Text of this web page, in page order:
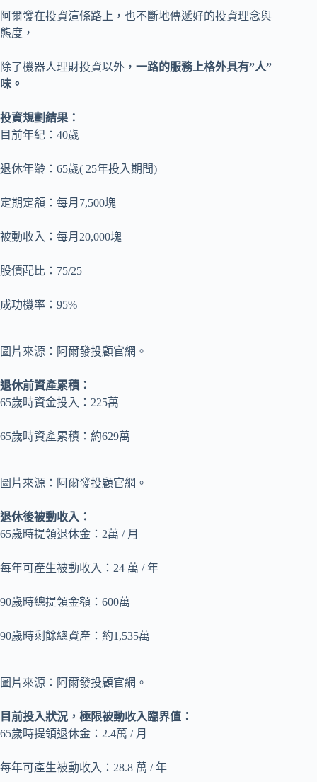
阿爾發在投資這條路上，也不斷地傳遞好的投資理念與
態度，
除了機器人理財投資以外， 一路的服務上格外具有”人”
味。
投資規劃結果：
目前年紀：40歲
退休年齡：65歲( 25年投入期間)
定期定額：每月7,500塊
被動收入：每月20,000塊
股債配比：75/25
成功機率：95%
圖片來源：阿爾發投顧官網。
退休前資產累積：
65歲時資金投入：225萬
65歲時資產累積：約629萬
圖片來源：阿爾發投顧官網。
退休後被動收入：
65歲時提領退休金：2萬 / 月
每年可產生被動收入：24 萬 / 年
90歲時總提領金額：600萬
90歲時剩餘總資產：約1,535萬
圖片來源：阿爾發投顧官網。
目前投入狀況，極限被動收入臨界值：
65歲時提領退休金：2.4萬 / 月
每年可產生被動收入：28.8 萬 / 年